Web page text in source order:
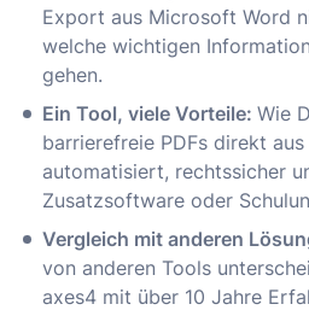
Export aus Microsoft Word
welche wichtigen
gehen.
Ein Tool, viele Vorteile:Wie
barrierefreie PDFs direkt
automatisiert, rechtssicher
Zusatzsoftware oder
Vergleich mit anderen
von anderen Tools
axes4 mit über 10 Jahre